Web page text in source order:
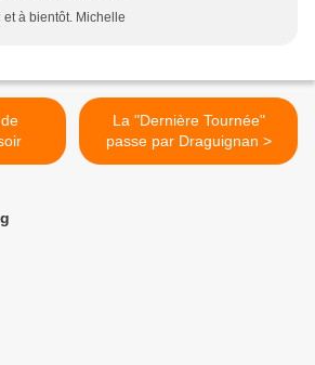
et à bientôt. Michelle
La "Dernière Tournée"
passe par Draguignan >